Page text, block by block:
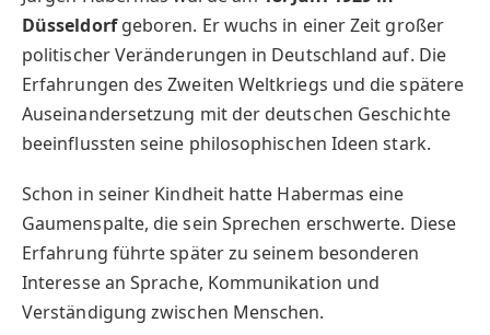
Düsseldorfgeboren. Er wuchs in einer Zeit großer
politischer Veränderungen in Deutschland auf. Die
Erfahrungen des Zweiten Weltkriegs und die spätere
Auseinandersetzung mit der deutschen Geschichte
beeinflussten seine philosophischen Ideen stark.
Schon in seiner Kindheit hatte Habermas eine
Gaumenspalte, die sein Sprechen erschwerte. Diese
Erfahrung führte später zu seinem besonderen
Interesse an Sprache, Kommunikation und
Verständigung zwischen Menschen.